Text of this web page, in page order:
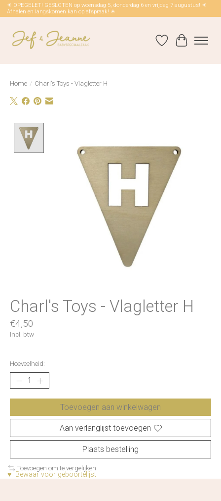
☀ OPEGELET! GESLOTEN op woensdag 5, donderdag 6 en vrijdag 7 augustus! ☀
Afhalen en langskomen kan op afspraak! ☀
Verlanglijst
Home / Charl's Toys - Vlagletter H
Charl's Toys - Vlagletter H
€4,50
Incl. btw
Hoeveelheid:
Toevoegen aan winkelwagen
Aan verlanglijst toevoegen
Plaats bestelling
Toevoegen om te vergelijken
♥ Bewaar voor geboortelijst